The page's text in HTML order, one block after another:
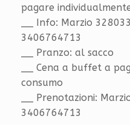
pagare
__ Info: Marzio
3406764713
__ Pranzo: al sacco
__ Cena a buffet a
consumo
__ Prenotazioni:
3406764713